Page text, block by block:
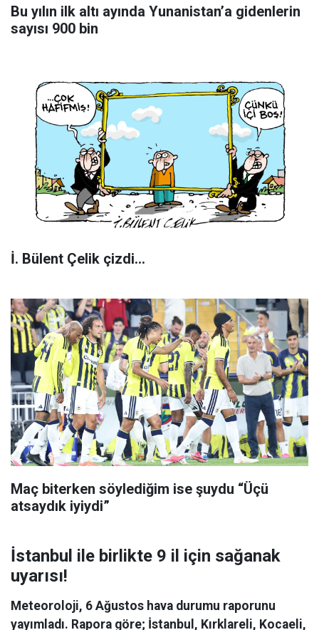
Bu yılın ilk altı ayında Yunanistan’a gidenlerin
sayısı 900 bin
İ. Bülent Çelik çizdi...
Maç biterken söylediğim ise şuydu “Üçü
atsaydık iyiydi”
İstanbul ile birlikte 9 il için sağanak
uyarısı!
Meteoroloji, 6 Ağustos hava durumu raporunu
yayımladı. Rapora göre; İstanbul, Kırklareli, Kocaeli,